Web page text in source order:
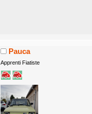
Pauca
Apprenti Fiatiste